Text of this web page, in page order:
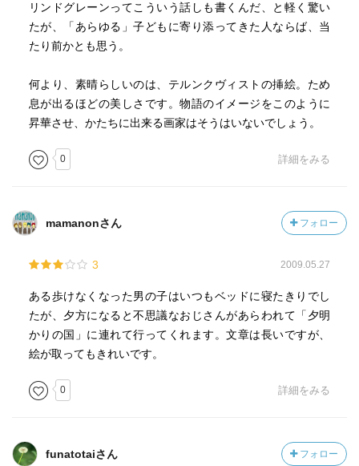
リンドグレーンってこういう話しも書くんだ、と軽く驚い
たが、「あらゆる」子どもに寄り添ってきた人ならば、当
たり前かとも思う。
何より、素晴らしいのは、テルンクヴィストの挿絵。ため
息が出るほどの美しさです。物語のイメージをこのように
昇華させ、かたちに出来る画家はそうはいないでしょう。
0 詳細をみる
mamanonさん フォロー
3 2009.05.27
ある歩けなくなった男の子はいつもベッドに寝たきりでし
たが、夕方になると不思議なおじさんがあらわれて「夕明
かりの国」に連れて行ってくれます。文章は長いですが、
絵が取ってもきれいです。
0 詳細をみる
funatotaiさん フォロー